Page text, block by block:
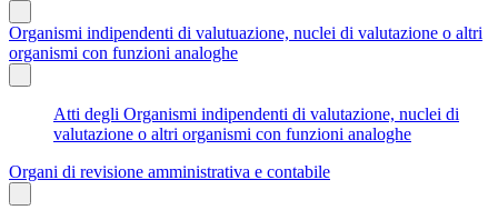
Organismi indipendenti di valutuazione, nuclei di valutazione o altri
organismi con funzioni analoghe
Atti degli Organismi indipendenti di valutazione, nuclei di
valutazione o altri organismi con funzioni analoghe
Organi di revisione amministrativa e contabile